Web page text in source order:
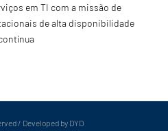
em TI com a missão de
de alta disponibilidade
/ Developed by DYD